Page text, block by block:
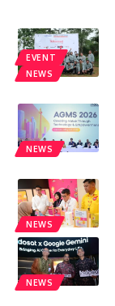
EVENT
NEWS
NEWS
NEWS
NEWS